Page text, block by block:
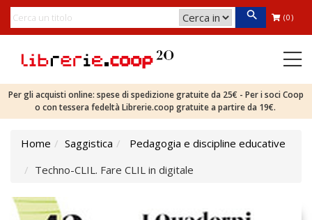
(0)
Per gli acquisti online: spese di spedizione gratuite da 25€ - Per i soci Coop
o con tessera fedeltà Librerie.coop gratuite a partire da 19€.
Home Saggistica
Pedagogia e discipline educative
Techno-CLIL. Fare CLIL in digitale